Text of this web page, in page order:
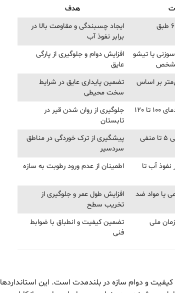
هدف
قیر پالایشگاهی 60/70 طبق
ایجاد چسبندگی و مقاومت بالا در
برابر نفوذ آب
یا تیشو
افزایش دوام و جلوگیری از پارگی
عایق
تا 4 میلی‌متر بر اساس
تضمین پایداری عایق در شرایط
سخت محیطی
عدم تغییر شکل در دمای 100 تا 120
جلوگیری از روان شدن قیر در
تابستان
مقاومت در دمای منفی 5 تا منفی
پیشگیری از ترک خوردگی در مناطق
سردسیر
نفوذ آب تا
اطمینان از عدم ورود رطوبت به سازه
یا مواد ضد
افزایش طول عمر و جلوگیری از
تخریب سطح
ملی
تضمین کیفیت و انطباق با ضوابط
فنی
و دوام سازه در بلندمدت است. این استانداردها